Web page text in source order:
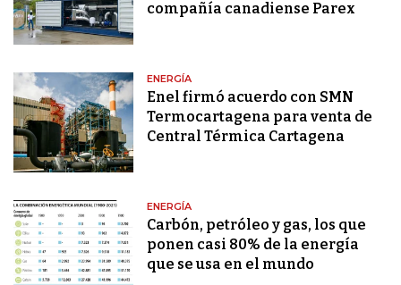
compañía canadiense Parex
ENERGÍA
Enel firmó acuerdo con SMN
Termocartagena para venta de
Central Térmica Cartagena
ENERGÍA
Carbón, petróleo y gas, los que
ponen casi 80% de la energía
que se usa en el mundo